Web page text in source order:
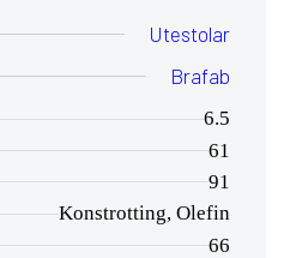
Utestolar
Brafab
6.5
61
91
Konstrotting, Olefin
66